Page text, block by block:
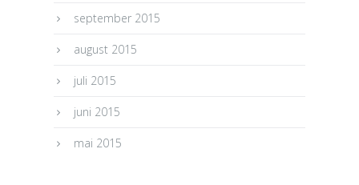
september 2015
august 2015
juli 2015
juni 2015
mai 2015